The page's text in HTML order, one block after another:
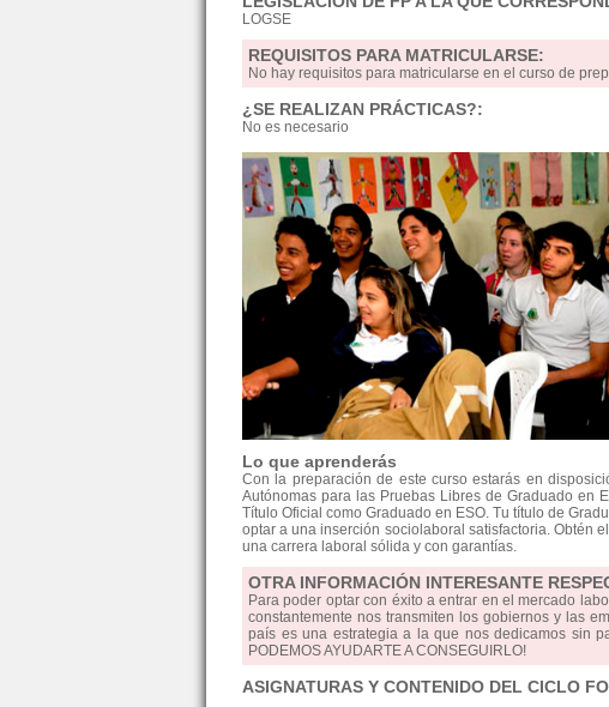
LOGSE
REQUISITOS PARA MATRICULARSE:
No hay requisitos para matricularse en el curso de
¿SE REALIZAN PRÁCTICAS?:
No es necesario
Lo que aprenderás
Con la preparación de este curso estarás en
Autónomas para las Pruebas Libres de Graduado en
Título Oficial como Graduado en ESO. Tu título de
optar a una inserción sociolaboral satisfactoria. Obtén
una carrera laboral sólida y con garantías.
OTRA INFORMACIÓN INTERESANTE
Para poder optar con éxito a entrar en el mercado
constantemente nos transmiten los gobiernos y las
país es una estrategia a la que nos dedicamos sin
PODEMOS AYUDARTE A CONSEGUIRLO!
ASIGNATURAS Y CONTENIDO DEL CICLO